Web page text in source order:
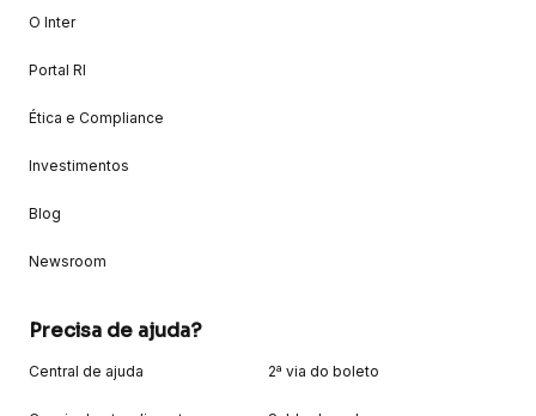
O Inter
Portal RI
Ética e Compliance
Investimentos
Blog
Newsroom
Precisa de ajuda?
Central de ajuda 2ª via do boleto